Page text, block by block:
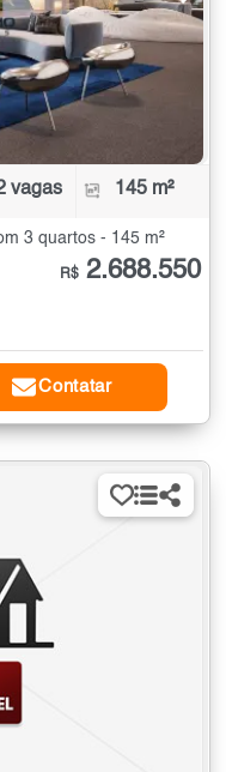
vagas 145 m²
3 quartos - 145 m²
R$ 2.688.550
Contatar